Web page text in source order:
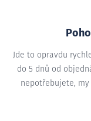
Jde to opravdu
do 5 dnů od
nepotřebujete,